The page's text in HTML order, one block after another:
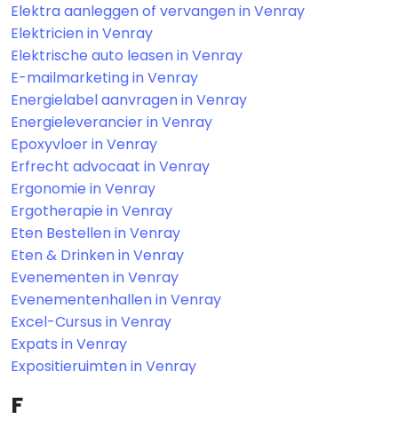
Elektra aanleggen of vervangen in Venray
Elektricien in Venray
Elektrische auto leasen in Venray
E-mailmarketing in Venray
Energielabel aanvragen in Venray
Energieleverancier in Venray
Epoxyvloer in Venray
Erfrecht advocaat in Venray
Ergonomie in Venray
Ergotherapie in Venray
Eten Bestellen in Venray
Eten & Drinken in Venray
Evenementen in Venray
Evenementenhallen in Venray
Excel-Cursus in Venray
Expats in Venray
Expositieruimten in Venray
F